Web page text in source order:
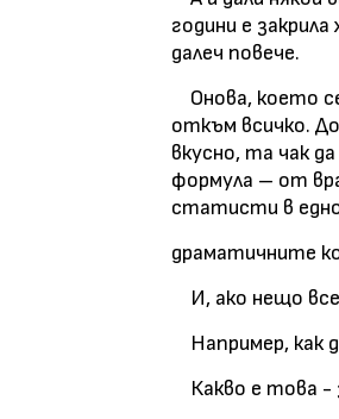
години е
далеч повече.
Онова, което
откъм всичко.
вкусно, та чак
формула – от
статисти в
драматичните
И, ако нещо все
Например, как
Какво е това -